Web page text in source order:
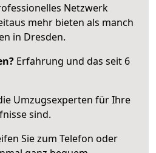
Netzwerk
mehr bieten als manch
in Dresden.
Erfahrung und das seit 6
Umzugsexperten für Ihre
sind.
Sie zum Telefon oder